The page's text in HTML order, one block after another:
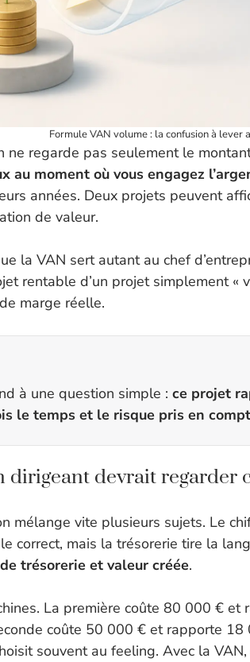
Formule VAN volume : la confusion à lever
ne regarde pas seulement le
au moment où vous engagez
années. Deux projets peuvent
de valeur.
la VAN sert autant au chef
rentable d’un projet simplement «
marge réelle.
à une question simple :ce projet
le temps et le risque pris en
dirigeant devrait regarder
mélange vite plusieurs sujets. Le
correct, mais la trésorerie tire la
trésorerie et valeur créée.
La première coûte 80 000 €
coûte 50 000 € et rapporte
souvent au feeling. Avec la